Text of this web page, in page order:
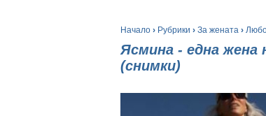
Начало › Рубрики › За жената ›
Ясмина - една жена
(снимки)